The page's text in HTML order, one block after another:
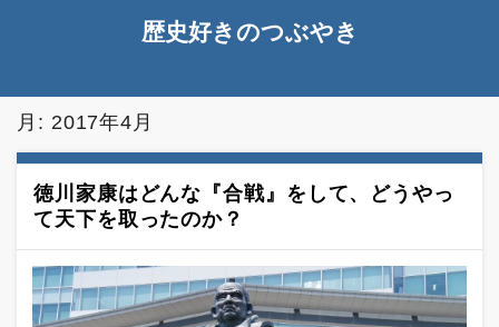
歴史好きのつぶやき
月: 2017年4月
徳川家康はどんな『合戦』をして、どうやっ
て天下を取ったのか？